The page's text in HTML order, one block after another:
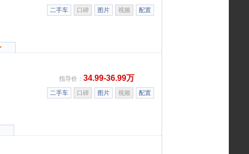
二手车 口碑 图片 视频 配置
指导价： 34.99-36.99万
二手车 口碑 图片 视频 配置